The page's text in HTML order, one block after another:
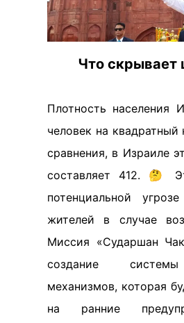
Что скрывает
Плотность населения
человек на
сравнения, в Израиле
составляет 412. 🤔
потенциальной
жителей в случае
Миссия «Сударшан
создание
механизмов, которая
на ранние